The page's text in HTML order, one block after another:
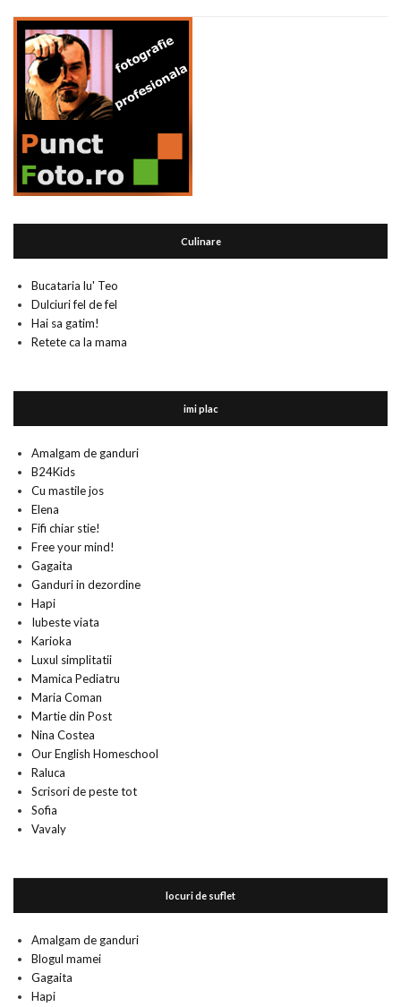
Culinare
Bucataria lu' Teo
Dulciuri fel de fel
Hai sa gatim!
Retete ca la mama
imi plac
Amalgam de ganduri
B24Kids
Cu mastile jos
Elena
Fifi chiar stie!
Free your mind!
Gagaita
Ganduri in dezordine
Hapi
Iubeste viata
Karioka
Luxul simplitatii
Mamica Pediatru
Maria Coman
Martie din Post
Nina Costea
Our English Homeschool
Raluca
Scrisori de peste tot
Sofia
Vavaly
locuri de suflet
Amalgam de ganduri
Blogul mamei
Gagaita
Hapi